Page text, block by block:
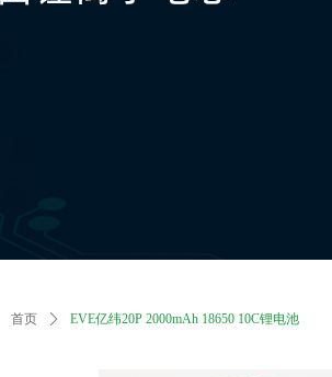
首页 ꄲ EVE亿纬20P 2000mAh 18650 10C锂电池